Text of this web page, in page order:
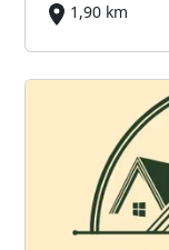
1,90 km